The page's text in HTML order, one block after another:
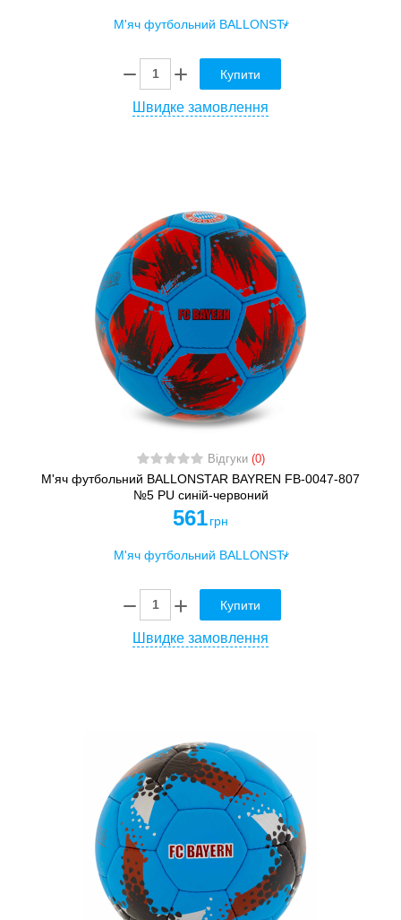
Купити
Швидке замовлення
Відгуки (0)
М'яч футбольний BALLONSTAR BAYREN FB-0047-807
№5 PU синій-червоний
561 грн
Купити
Швидке замовлення